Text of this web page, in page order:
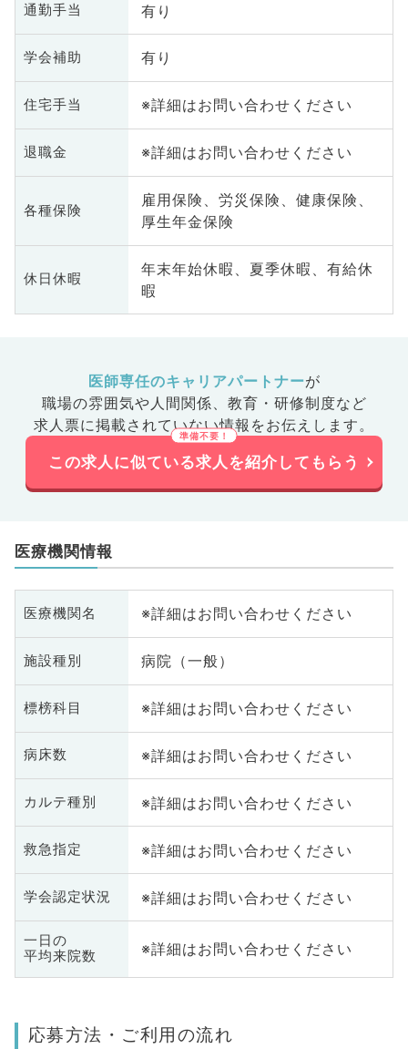
通勤手当 有り
学会補助 有り
住宅手当 ※詳細はお問い合わせください
退職金 ※詳細はお問い合わせください
各種保険
雇用保険、労災保険、健康保険、
厚生年金保険
休日休暇
年末年始休暇、夏季休暇、有給休
暇
医師専任のキャリアパートナーが
職場の雰囲気や人間関係、 教育・研修制度など
求人票に掲載されていない情報をお伝えします。
この求人に似ている求人を紹介してもらう
医療機関情報
医療機関名 ※詳細はお問い合わせください
施設種別 病院（一般）
標榜科目 ※詳細はお問い合わせください
病床数 ※詳細はお問い合わせください
カルテ種別 ※詳細はお問い合わせください
救急指定 ※詳細はお問い合わせください
学会認定状況 ※詳細はお問い合わせください
一日の
平均来院数
※詳細はお問い合わせください
応募方法・ご利用の流れ